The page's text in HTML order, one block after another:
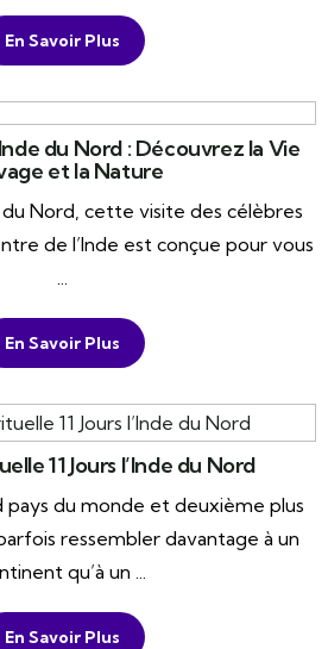
En Savoir Plus
du Nord : Découvrez la Vie
et la Nature
Nord, cette visite des célèbres
de l’Inde est conçue pour vous
...
En Savoir Plus
11 Jours l’Inde du Nord
pays du monde et deuxième plus
ressembler davantage à un
qu’à un ...
En Savoir Plus